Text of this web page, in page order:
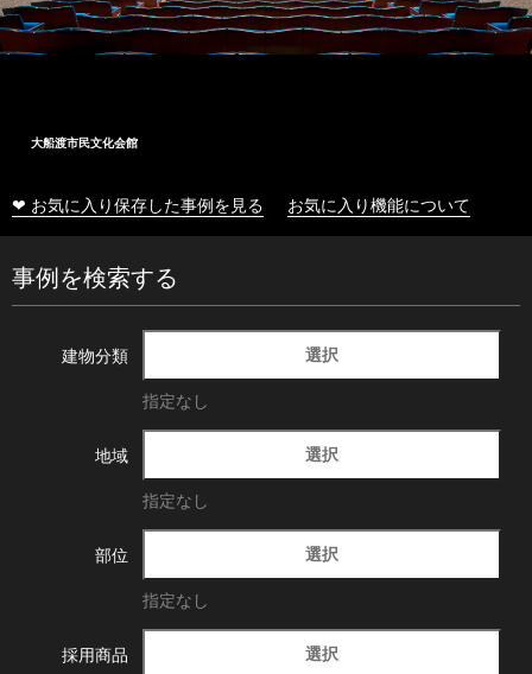
大船渡市民文化会館
❤ お気に入り保存した事例を見る お気に入り機能について
事例を検索する
建物分類 選択
指定なし
地域 選択
指定なし
部位 選択
指定なし
採用商品 選択